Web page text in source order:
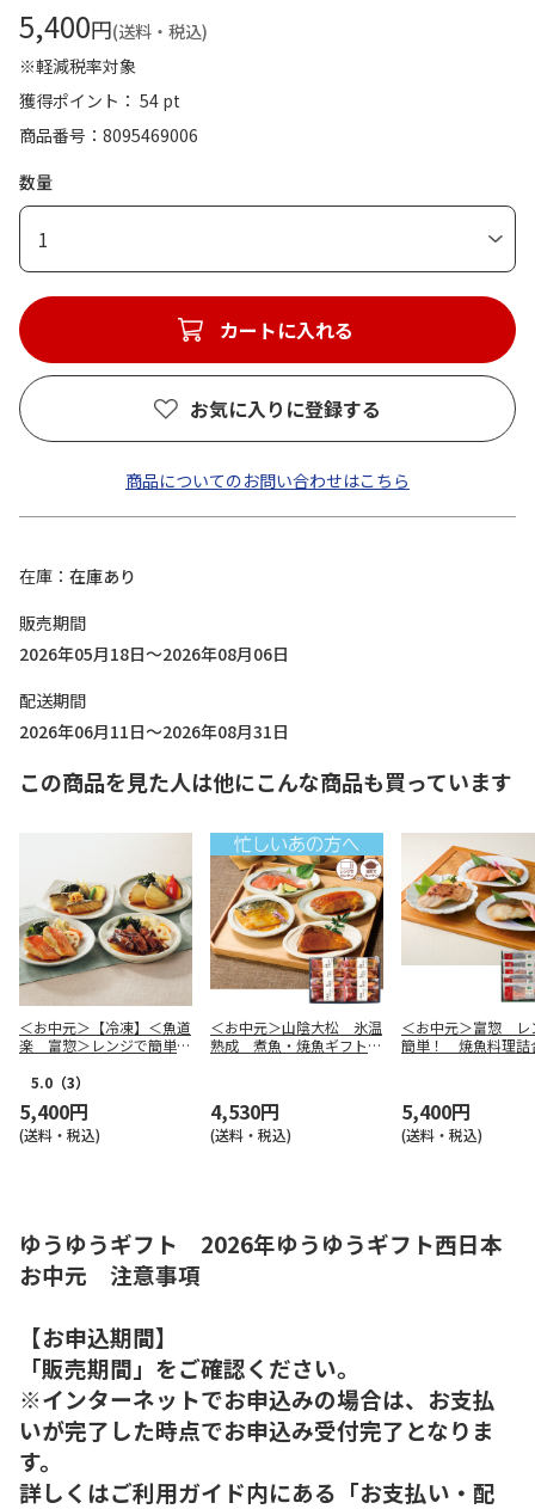
5,400円(送料・税込)
※軽減税率対象
獲得ポイント： 54 pt
商品番号
8095469006
数量
1
カートに入れる
お気に入りに登録する
商品についてのお問い合わせはこちら
在庫
在庫あり
販売期間
2026年05月18日～2026年08月06日
配送期間
2026年06月11日～2026年08月31日
この商品を見た人は他にこんな商品も買っています
＜お中元＞【冷凍】＜魚道
楽 富惣＞レンジで簡単！
5.0 （3）
5,400円
(送料・税込)
＜お中元＞山陰大松 氷温
熟成 煮魚・焼魚ギフトセ
4,530円
(送料・税込)
＜お中元＞富惣 レ
簡単！ 焼魚料理詰
5,400円
(送料・税込)
ゆうゆうギフト 2026年ゆうゆうギフト西日本
お中元 注意事項
【お申込期間】
「販売期間」をご確認ください。
※インターネットでお申込みの場合は、お支払
いが完了した時点でお申込み受付完了となりま
す。
詳しくはご利用ガイド内にある「お支払い・配